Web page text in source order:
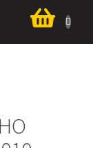
košík